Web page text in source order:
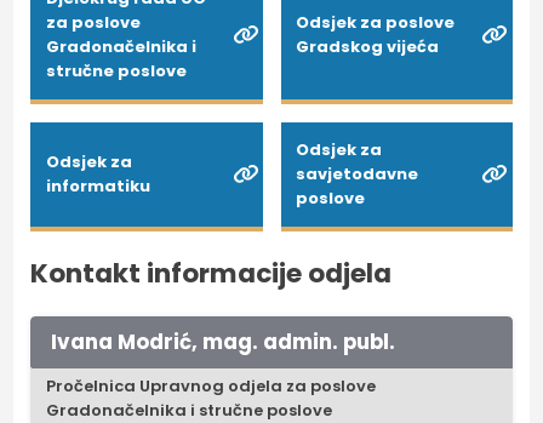
za poslove
Gradonačelnika i
stručne poslove
Odsjek za poslove
Gradskog vijeća
Odsjek za
informatiku
Odsjek za
savjetodavne
poslove
Kontakt informacije odjela
Ivana Modrić, mag. admin. publ.
Pročelnica Upravnog odjela za poslove
Gradonačelnika i stručne poslove